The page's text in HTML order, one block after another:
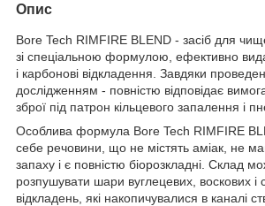
Опис
Bore Tech RIMFIRE BLEND - засіб для
зі спеціальною формулою, ефективно
і карбонові відкладення. Завдяки
дослідженням - повністю відповідає
зброї під патрон кільцевого запалення і
Особлива формула Bore Tech RIMFIRE
себе речовини, що не містять аміак, не
запаху і є повністю біорозкладні. Склад
розпушувати шари вуглецевих, воскових і
відкладень, які накопичувалися в каналі